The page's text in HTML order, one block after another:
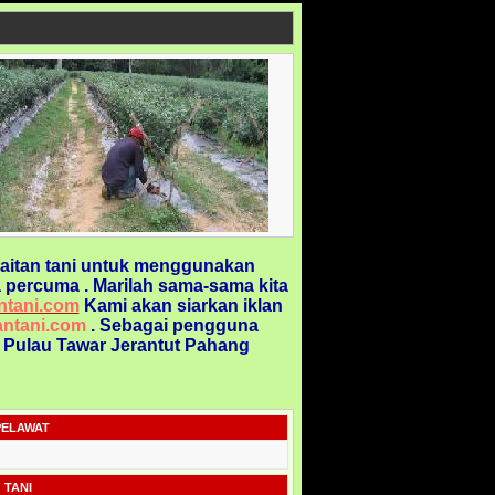
tani untuk menggunakan
. Marilah sama-sama kita
Kami akan siarkan iklan
. Sebagai pengguna
Tawar Jerantut Pahang
TANI